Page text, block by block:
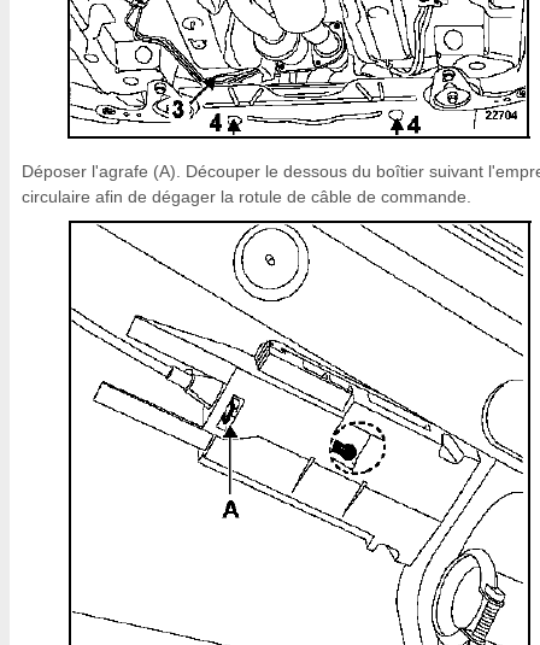
Déposer l'agrafe (A). Découper le dessous du boîtier suivant
circulaire afin de dégager la rotule de câble de commande.